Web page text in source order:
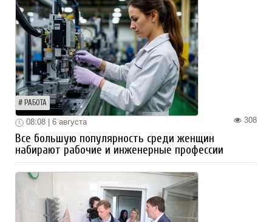
РАБОТА
308
08:08 | 6 августа
Все большую популярность среди женщин
набирают рабочие и инженерные профессии